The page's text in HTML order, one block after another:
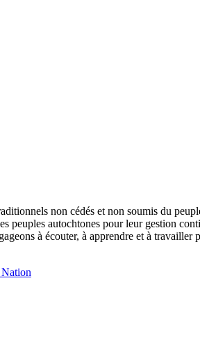
non cédés et non soumis du
autochtones pour leur gestion
à écouter, à apprendre et à